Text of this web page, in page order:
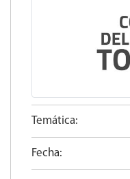
Temática:
Fecha: